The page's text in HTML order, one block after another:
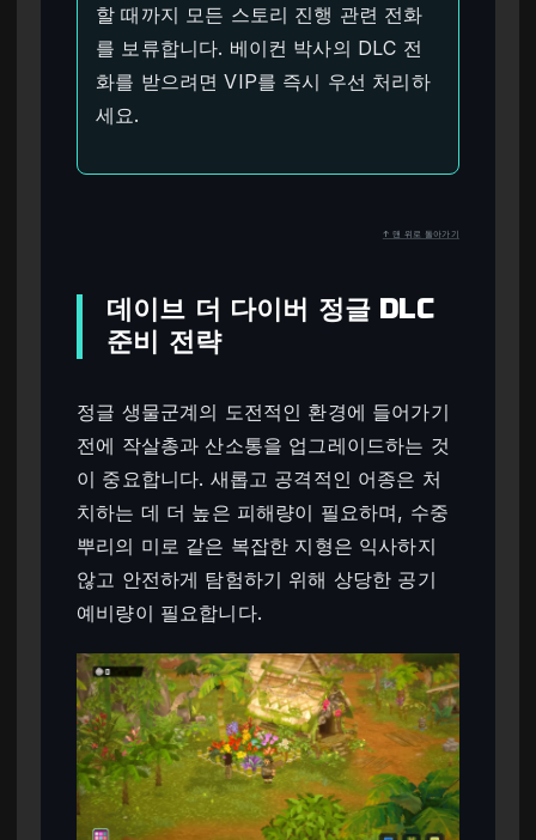
할 때까지 모든 스토리 진행 관련 전화
를 보류합니다. 베이컨 박사의 DLC 전
화를 받으려면 VIP를 즉시 우선 처리하
세요.
↑ 맨 위로 돌아가기
데이브 더 다이버 정글 DLC
준비 전략
정글 생물군계의 도전적인 환경에 들어가기
전에 작살총과 산소통을 업그레이드하는 것
이 중요합니다. 새롭고 공격적인 어종은 처
치하는 데 더 높은 피해량이 필요하며, 수중
뿌리의 미로 같은 복잡한 지형은 익사하지
않고 안전하게 탐험하기 위해 상당한 공기
예비량이 필요합니다.